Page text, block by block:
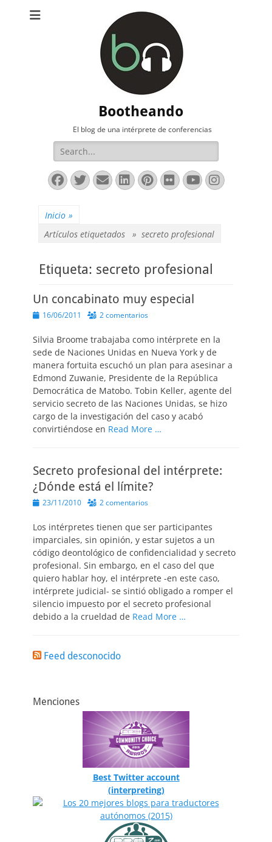
Bootheando
El blog de una intérprete de conferencias
Buscar:
Facebook
Twitter
Correo
electrónico
LinkedIn
Pinterest
FlickrYouTube
Inicio »
Artículos etiquetados » secreto profesional
Etiqueta: secreto profesional
Un concabinato muy especial
Publicado
16/06/2011 2 comentarios
Silvia Broome trabajaba como intérprete en la
sede de Naciones Unidas en Nueva York y de
manera fortuita escuchó un plan para asesinar a
Edmond Zuwanie, Presidente de la República
Democrática de Matobo. Tobin Keller, agente del
servicio secreto de las Naciones Unidas, se hizo
cargo de la investigación del caso y acabó
convirtiéndose en Read More …
Secreto profesional del intérprete:
¿Dónde está el límite?
Publicado
23/11/2010 2 comentarios
Los intérpretes tienen que ser participantes
imparciales, sin opinión, y estar sujetos a un
código deontológico de confidencialidad y secreto
profesional. Sin embargo, en el caso del que
quiero hablar hoy, el intérprete ­-­en este caso,
intérprete judicial- se sintió obligado a romper el
silencio impuesto por el secreto profesional
debido a la crueldad de Read More …
Feed desconocido
Menciones
Best Twitter account
(interpreting)